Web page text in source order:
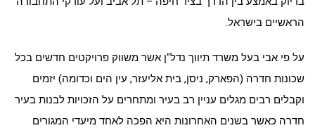
הראשיים בישראל.
על פי אבי בעל משרד תיווך נדל"ן אשר משווק פרויקטים חדשים בכל
שכונות חדרה (הפארק, ניסן, בית אליעזר, עין הים וכדומה) יזמים
וקבלים רבים מגלים עניין רב בעיר ומתחרים על הזכויות לבנות בעיר
חדרה כאשר בשנים האחרונות היא הפכה לאחד מיעדי המגורים